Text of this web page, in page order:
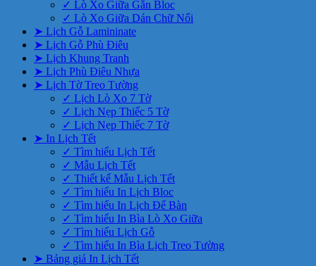
✓ Lò Xo Giữa Gắn Bloc
✓ Lò Xo Giữa Dán Chữ Nổi
➤ Lịch Gỗ Lamininate
➤ Lịch Gỗ Phù Điêu
➤ Lịch Khung Tranh
➤ Lịch Phù Điêu Nhựa
➤ Lịch Tờ Treo Tường
✓ Lịch Lò Xo 7 Tờ
✓ Lịch Nẹp Thiếc 5 Tờ
✓ Lịch Nẹp Thiếc 7 Tờ
➤ In Lịch Tết
✓ Tìm hiểu Lịch Tết
✓ Mẫu Lịch Tết
✓ Thiết kế Mẫu Lịch Tết
✓ Tìm hiểu In Lịch Bloc
✓ Tìm hiểu In Lịch Để Bàn
✓ Tìm hiểu In Bìa Lò Xo Giữa
✓ Tìm hiểu Lịch Gỗ
✓ Tìm hiểu In Bìa Lịch Treo Tường
➤ Bảng giá In Lịch Tết